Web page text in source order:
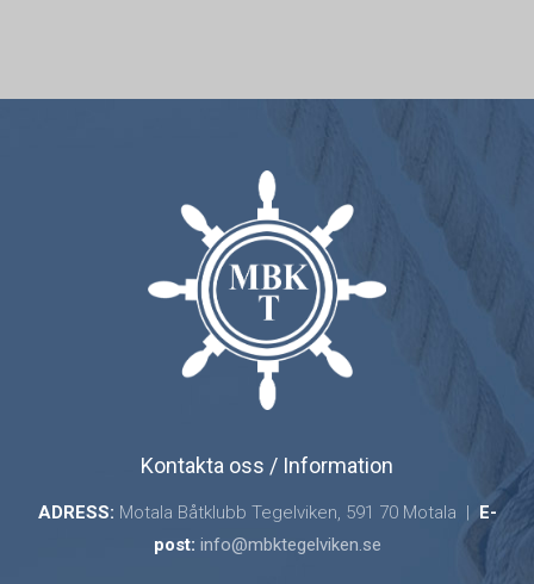
Kontakta oss / Information
ADRESS: Motala Båtklubb Tegelviken, 591 70 Motala | E-
post: info@mbktegelviken.se